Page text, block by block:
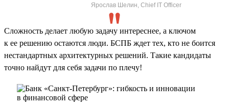
Ярослав Шелин, Chief IT Officer
Сложность делает любую задачу интереснее, а ключом
к ее решению остаются люди. БСПБ ждет тех, кто не боится
нестандартных архитектурных решений. Такие кандидаты
точно найдут для себя задачи по плечу!